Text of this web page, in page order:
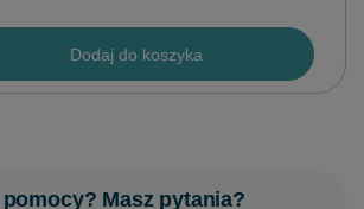
Dodaj do koszyka
Masz pytania?